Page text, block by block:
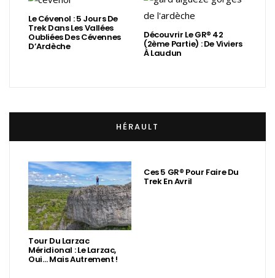
Le Cévenol : 5 Jours De
Trek Dans Les Vallées
Oubliées Des Cévennes
D’Ardèche
Découvrir Le GR® 42
(2ème Partie) : De Viviers
À Laudun
HÉRAULT
Tour Du Larzac
Méridional : Le Larzac,
Oui… Mais Autrement !
Ces 5 GR® Pour Faire Du
Trek En Avril